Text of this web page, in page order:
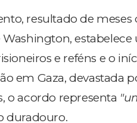
resultado de
Washington,
e reféns e o
em Gaza, devastada
, o acordo representa
duradouro.